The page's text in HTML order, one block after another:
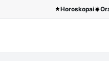
Horoskopai